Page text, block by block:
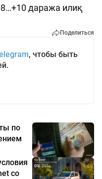
даража илиқ
Поделиться
, чтобы быть
по
со